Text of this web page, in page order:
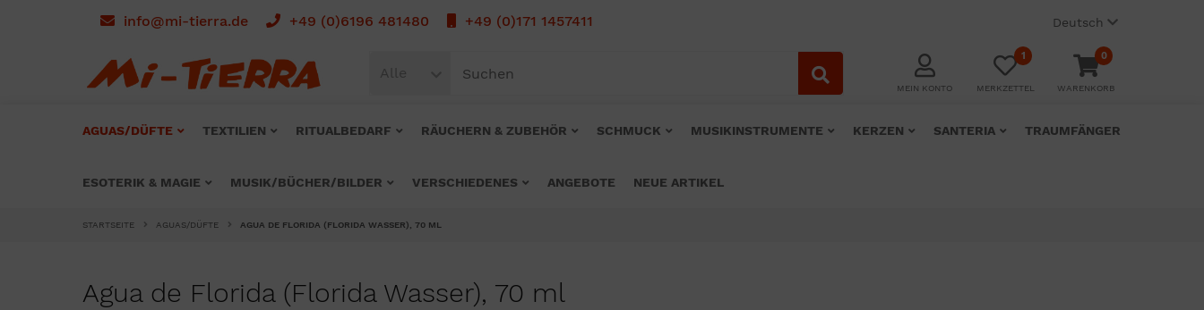
info@mi-tierra.de +49 (0)6196 481480 +49 (0)171 1457411 Deutsch
Alle
MEIN KONTO
1
MERKZETTEL
0
WARENKORB
AGUAS/DÜFTE TEXTILIEN RITUALBEDARF RÄUCHERN & ZUBEHÖR SCHMUCK MUSIKINSTRUMENTE KERZEN SANTERIA TRAUMFÄNGER
ESOTERIK & MAGIE MUSIK/BÜCHER/BILDER VERSCHIEDENES ANGEBOTE NEUE ARTIKEL
STARTSEITE AGUAS/DÜFTE AGUA DE FLORIDA (FLORIDA WASSER), 70 ML
Agua de Florida (Florida Wasser), 70 ml